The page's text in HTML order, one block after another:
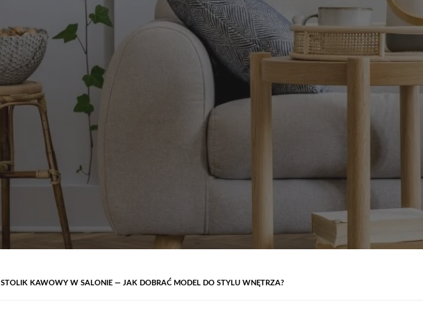
STOLIK KAWOWY W SALONIE — JAK DOBRAĆ MODEL DO STYLU WNĘTRZA?